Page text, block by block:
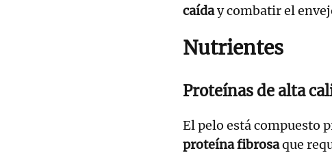
caíday combatir el
Nutrientes
Proteínas de alta
El pelo está compuesto
proteína fibrosaque